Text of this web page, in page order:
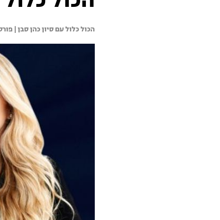
הכול כלול עם סיון כהן סבן |